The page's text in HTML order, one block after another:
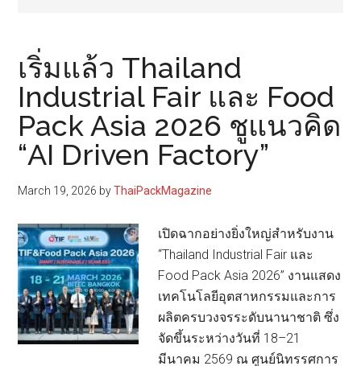
เริ่มแล้ว Thailand
Industrial Fair และ Food
Pack Asia 2026 ชูแนวคิด
“AI Driven Factory”
March 19, 2026 byThaiPackMagazine
เปิดฉากอย่างยิ่งใหญ่สำหรับงาน
“Thailand Industrial Fair และ
Food Pack Asia 2026” งานแสดง
เทคโนโลยีอุตสาหกรรมและการ
ผลิตครบวงจรระดับนานาชาติ ซึ่ง
จัดขึ้นระหว่างวันที่ 18–21
มีนาคม 2569 ณ ศูนย์นิทรรศการ